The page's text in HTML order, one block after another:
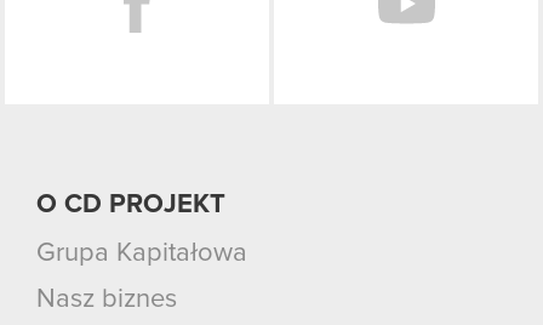
O CD PROJEKT
Grupa Kapitałowa
Nasz biznes